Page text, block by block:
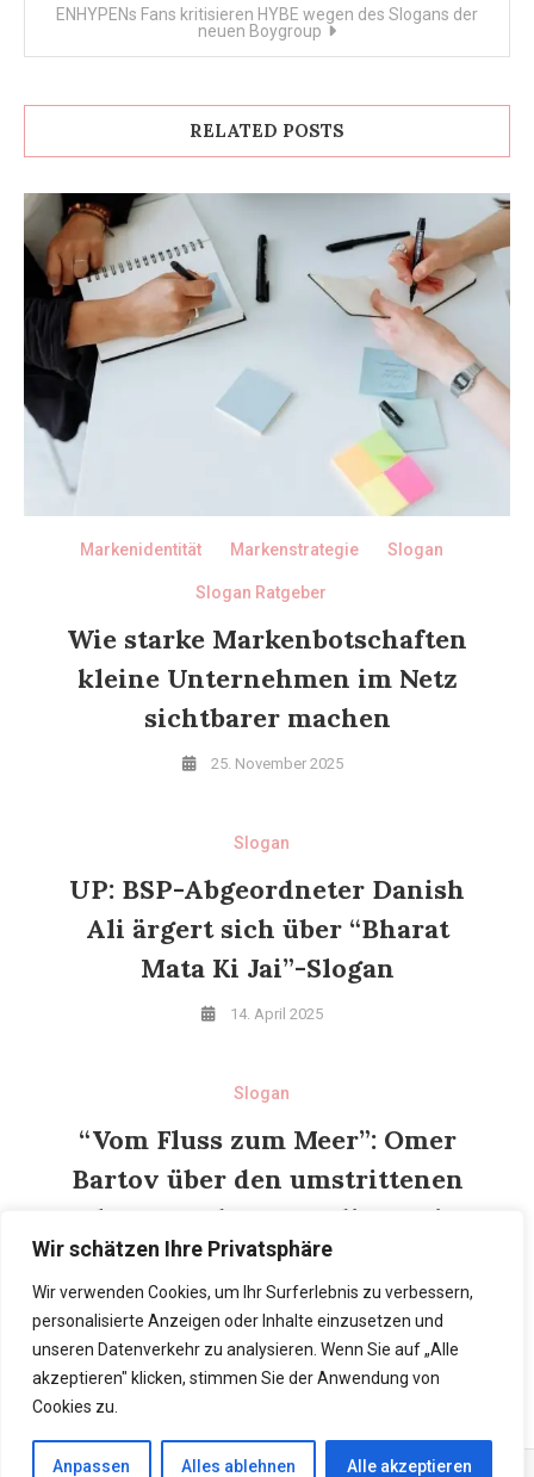
Wir schätzen Ihre Privatsphäre
Wir verwenden Cookies, um Ihr Surferlebnis zu verbessern,
personalisierte Anzeigen oder Inhalte einzusetzen und
unseren Datenverkehr zu analysieren. Wenn Sie auf „Alle
akzeptieren" klicken, stimmen Sie der Anwendung von
Cookies zu.
Anpassen Alles ablehnen Alle akzeptieren
ENHYPENs Fans kritisieren HYBE wegen des Slogans der
neuen Boygroup
RELATED POSTS
Markenidentität Markenstrategie Slogan
Slogan Ratgeber
Wie starke Markenbotschaften
kleine Unternehmen im Netz
sichtbarer machen
25. November 2025
Slogan
UP: BSP-Abgeordneter Danish
Ali ärgert sich über “Bharat
Mata Ki Jai”-Slogan
14. April 2025
Slogan
“Vom Fluss zum Meer”: Omer
Bartov über den umstrittenen
Slogan und warum die Zwei-
Staaten-Lösung nicht
realisierbar ist
7. April 2025